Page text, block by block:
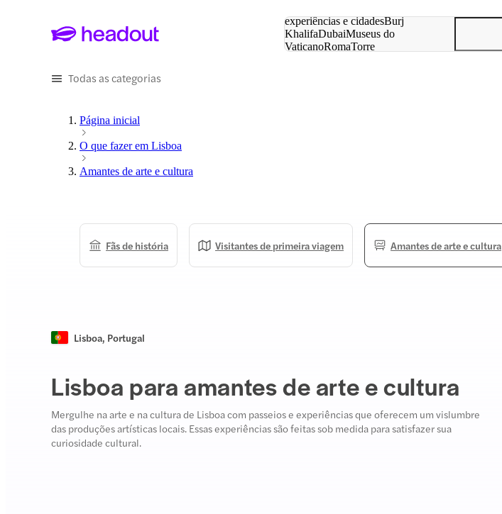
experiências e cidadesBurj
KhalifaDubaiMuseus do
VaticanoRomaTorre
Todas as categorias
Página inicial
O que fazer em Lisboa
Amantes de arte e cultura
Fãs de história Visitantes de primeira viagem Amantes de arte e cultura
Lisboa, Portugal
Lisboa para amantes de arte e cultura
Mergulhe na arte e na cultura de Lisboa com passeios e experiências que oferecem um vislumbre
das produções artísticas locais. Essas experiências são feitas sob medida para satisfazer sua
curiosidade cultural.